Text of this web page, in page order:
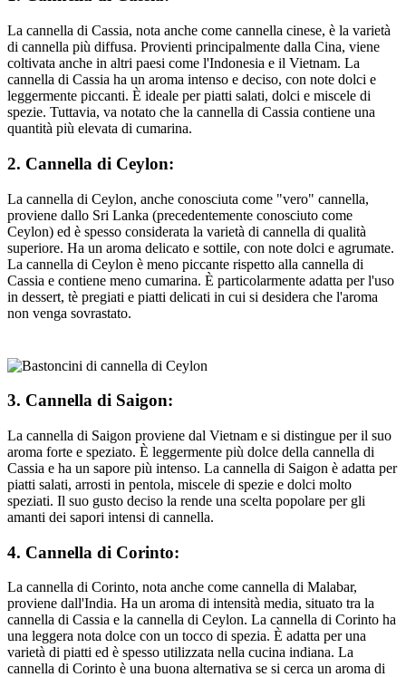
La cannella di Cassia, nota anche come cannella cinese, è la varietà
di cannella più diffusa. Provienti principalmente dalla Cina, viene
coltivata anche in altri paesi come l'Indonesia e il Vietnam. La
cannella di Cassia ha un aroma intenso e deciso, con note dolci e
leggermente piccanti. È ideale per piatti salati, dolci e miscele di
spezie. Tuttavia, va notato che la cannella di Cassia contiene una
quantità più elevata di cumarina.
2. Cannella di Ceylon:
La cannella di Ceylon, anche conosciuta come "vero" cannella,
proviene dallo Sri Lanka (precedentemente conosciuto come
Ceylon) ed è spesso considerata la varietà di cannella di qualità
superiore. Ha un aroma delicato e sottile, con note dolci e agrumate.
La cannella di Ceylon è meno piccante rispetto alla cannella di
Cassia e contiene meno cumarina. È particolarmente adatta per l'uso
in dessert, tè pregiati e piatti delicati in cui si desidera che l'aroma
non venga sovrastato.
3. Cannella di Saigon:
La cannella di Saigon proviene dal Vietnam e si distingue per il suo
aroma forte e speziato. È leggermente più dolce della cannella di
Cassia e ha un sapore più intenso. La cannella di Saigon è adatta per
piatti salati, arrosti in pentola, miscele di spezie e dolci molto
speziati. Il suo gusto deciso la rende una scelta popolare per gli
amanti dei sapori intensi di cannella.
4. Cannella di Corinto:
La cannella di Corinto, nota anche come cannella di Malabar,
proviene dall'India. Ha un aroma di intensità media, situato tra la
cannella di Cassia e la cannella di Ceylon. La cannella di Corinto ha
una leggera nota dolce con un tocco di spezia. È adatta per una
varietà di piatti ed è spesso utilizzata nella cucina indiana. La
cannella di Corinto è una buona alternativa se si cerca un aroma di